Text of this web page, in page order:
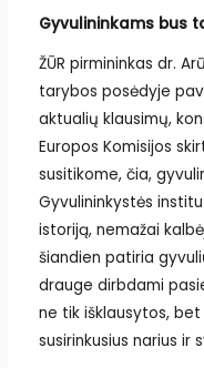
Gyvulininkams bus
ŽŪR pirmininkas dr.
tarybos posėdyje
aktualių klausimų,
Europos Komisijos
susitikome, čia,
Gyvulininkystės
istoriją, nemažai
šiandien patiria
drauge dirbdami
ne tik išklausytos, bet
susirinkusius narius ir